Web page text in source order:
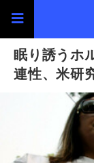
眠り誘うホ
連性、米研